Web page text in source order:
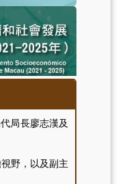
局長廖志漢及
野，以及副主